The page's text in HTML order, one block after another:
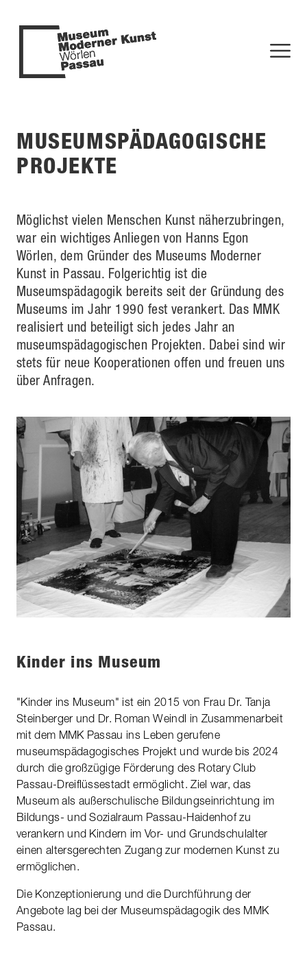
MUSEUMSPÄDAGOGISCHE
PROJEKTE
Möglichst vielen Menschen Kunst näherzubringen,
war ein wichtiges Anliegen von Hanns Egon
Wörlen, dem Gründer des Museums Moderner
Kunst in Passau. Folgerichtig ist die
Museumspädagogik bereits seit der Gründung des
Museums im Jahr 1990 fest verankert. Das MMK
realisiert und beteiligt sich jedes Jahr an
museumspädagogischen Projekten. Dabei sind wir
stets für neue Kooperationen offen und freuen uns
über Anfragen.
Kinder ins Museum
"Kinder ins Museum" ist ein 2015 von Frau Dr. Tanja
Steinberger und Dr. Roman Weindl in Zusammenarbeit
mit dem MMK Passau ins Leben gerufene
museumspädagogisches Projekt und wurde bis 2024
durch die großzügige Förderung des Rotary Club
Passau-Dreiflüssestadt ermöglicht. Ziel war, das
Museum als außerschulische Bildungseinrichtung im
Bildungs- und Sozialraum Passau-Haidenhof zu
verankern und Kindern im Vor- und Grundschulalter
einen altersgerechten Zugang zur modernen Kunst zu
ermöglichen.
Die Konzeptionierung und die Durchführung der
Angebote lag bei der Museumspädagogik des MMK
Passau.